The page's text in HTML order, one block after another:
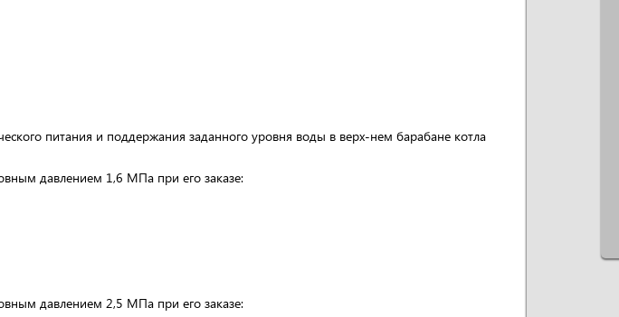
питания и поддержания заданного уровня воды в верх-нем барабане котла
давлением 1,6 МПа при его заказе:
давлением 2,5 МПа при его заказе: